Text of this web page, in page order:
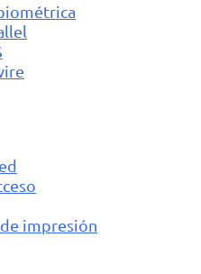
impresión